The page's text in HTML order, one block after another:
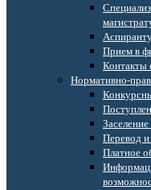
Прием в
Контакты
Нормативно-
Перевод и
Платное